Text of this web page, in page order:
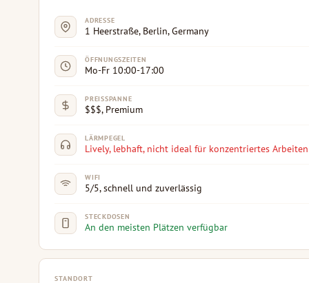
ADRESSE
1 Heerstraße, Berlin, Germany
ÖFFNUNGSZEITEN
Mo-Fr 10:00-17:00
PREISSPANNE
$$$, Premium
LÄRMPEGEL
Lively, lebhaft, nicht ideal für konzentriertes Arbeiten
WIFI
5/5, schnell und zuverlässig
STECKDOSEN
An den meisten Plätzen verfügbar
STANDORT